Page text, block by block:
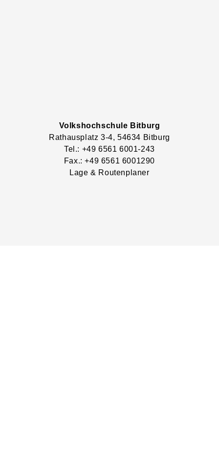
Volkshochschule Bitburg
Rathausplatz 3-4, 54634 Bitburg
Tel.: +49 6561 6001-243
Fax.: +49 6561 6001290
Lage & Routenplaner